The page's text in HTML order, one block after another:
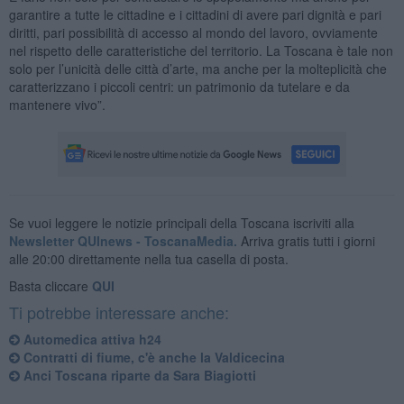
garantire a tutte le cittadine e i cittadini di avere pari dignità e pari
diritti, pari possibilità di accesso al mondo del lavoro, ovviamente
nel rispetto delle caratteristiche del territorio. La Toscana è tale non
solo per l’unicità delle città d’arte, ma anche per la molteplicità che
caratterizzano i piccoli centri: un patrimonio da tutelare e da
mantenere vivo”.
Se vuoi leggere le notizie principali della Toscana iscriviti alla
Newsletter QUInews - ToscanaMedia. Arriva gratis tutti i giorni
alle 20:00 direttamente nella tua casella di posta.
Basta cliccare QUI
Ti potrebbe interessare anche:
Automedica attiva h24
Contratti di fiume, c'è anche la Valdicecina
Anci Toscana riparte da Sara Biagiotti